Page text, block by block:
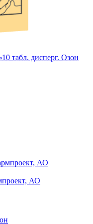
табл. дисперг. Озон
АО